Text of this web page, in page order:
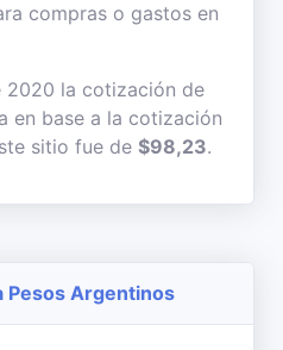
compras o gastos en
2020 la cotización de
en base a la cotización
sitio fue de $98,23.
Pesos Argentinos